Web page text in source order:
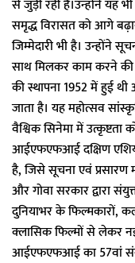
से जुड़ी रही है।उन्होंने यह
समृद्ध विरासत को आगे
जिम्मेदारी भी है। उन्होंने
साथ मिलकर काम करने की
की स्थापना 1952 में हुई
जाता है। यह महोत्सव
वैश्विक सिनेमा में उत्कृष्टता
आईएफएफआई दक्षिण
है, जिसे सूचना एवं प्रसारण
और गोवा सरकार द्वारा
दुनियाभर के फिल्मकारों,
क्लासिक फिल्मों से लेकर
आईएफएफआई का 57वां